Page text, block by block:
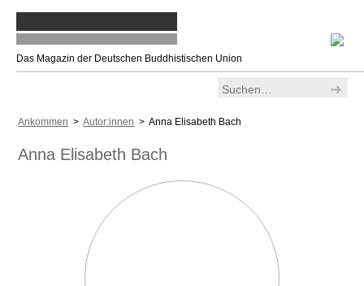
Das Magazin der Deutschen Buddhistischen Union
Ankommen >Autor:innen > Anna Elisabeth Bach
Anna Elisabeth Bach